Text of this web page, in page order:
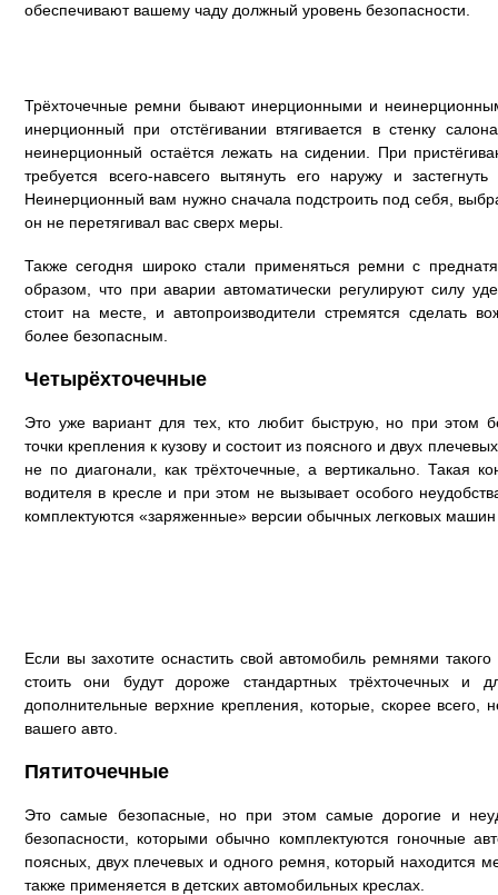
обеспечивают вашему чаду должный уровень безопасности.
Трёхточечные ремни бывают инерционными и
инерционный при отстёгивании втягивается в стенку
неинерционный остаётся лежать на сидении. При
требуется всего-навсего вытянуть его наружу и
Неинерционный вам нужно сначала подстроить под себя,
он не перетягивал вас сверх меры.
Также сегодня широко стали применяться ремни с
образом, что при аварии автоматически регулируют силу
стоит на месте, и автопроизводители стремятся сделать
более безопасным.
Четырёхточечные
Это уже вариант для тех, кто любит быструю, но при этом
точки крепления к кузову и состоит из поясного и двух
не по диагонали, как трёхточечные, а вертикально. Такая
водителя в кресле и при этом не вызывает особого
комплектуются «заряженные» версии обычных легковых
Если вы захотите оснастить свой автомобиль ремнями такого
стоить они будут дороже стандартных трёхточечных и
дополнительные верхние крепления, которые, скорее всего,
вашего авто.
Пятиточечные
Это самые безопасные, но при этом самые дорогие и
безопасности, которыми обычно комплектуются гоночные
поясных, двух плечевых и одного ремня, который находится
также применяется в детских автомобильных креслах.